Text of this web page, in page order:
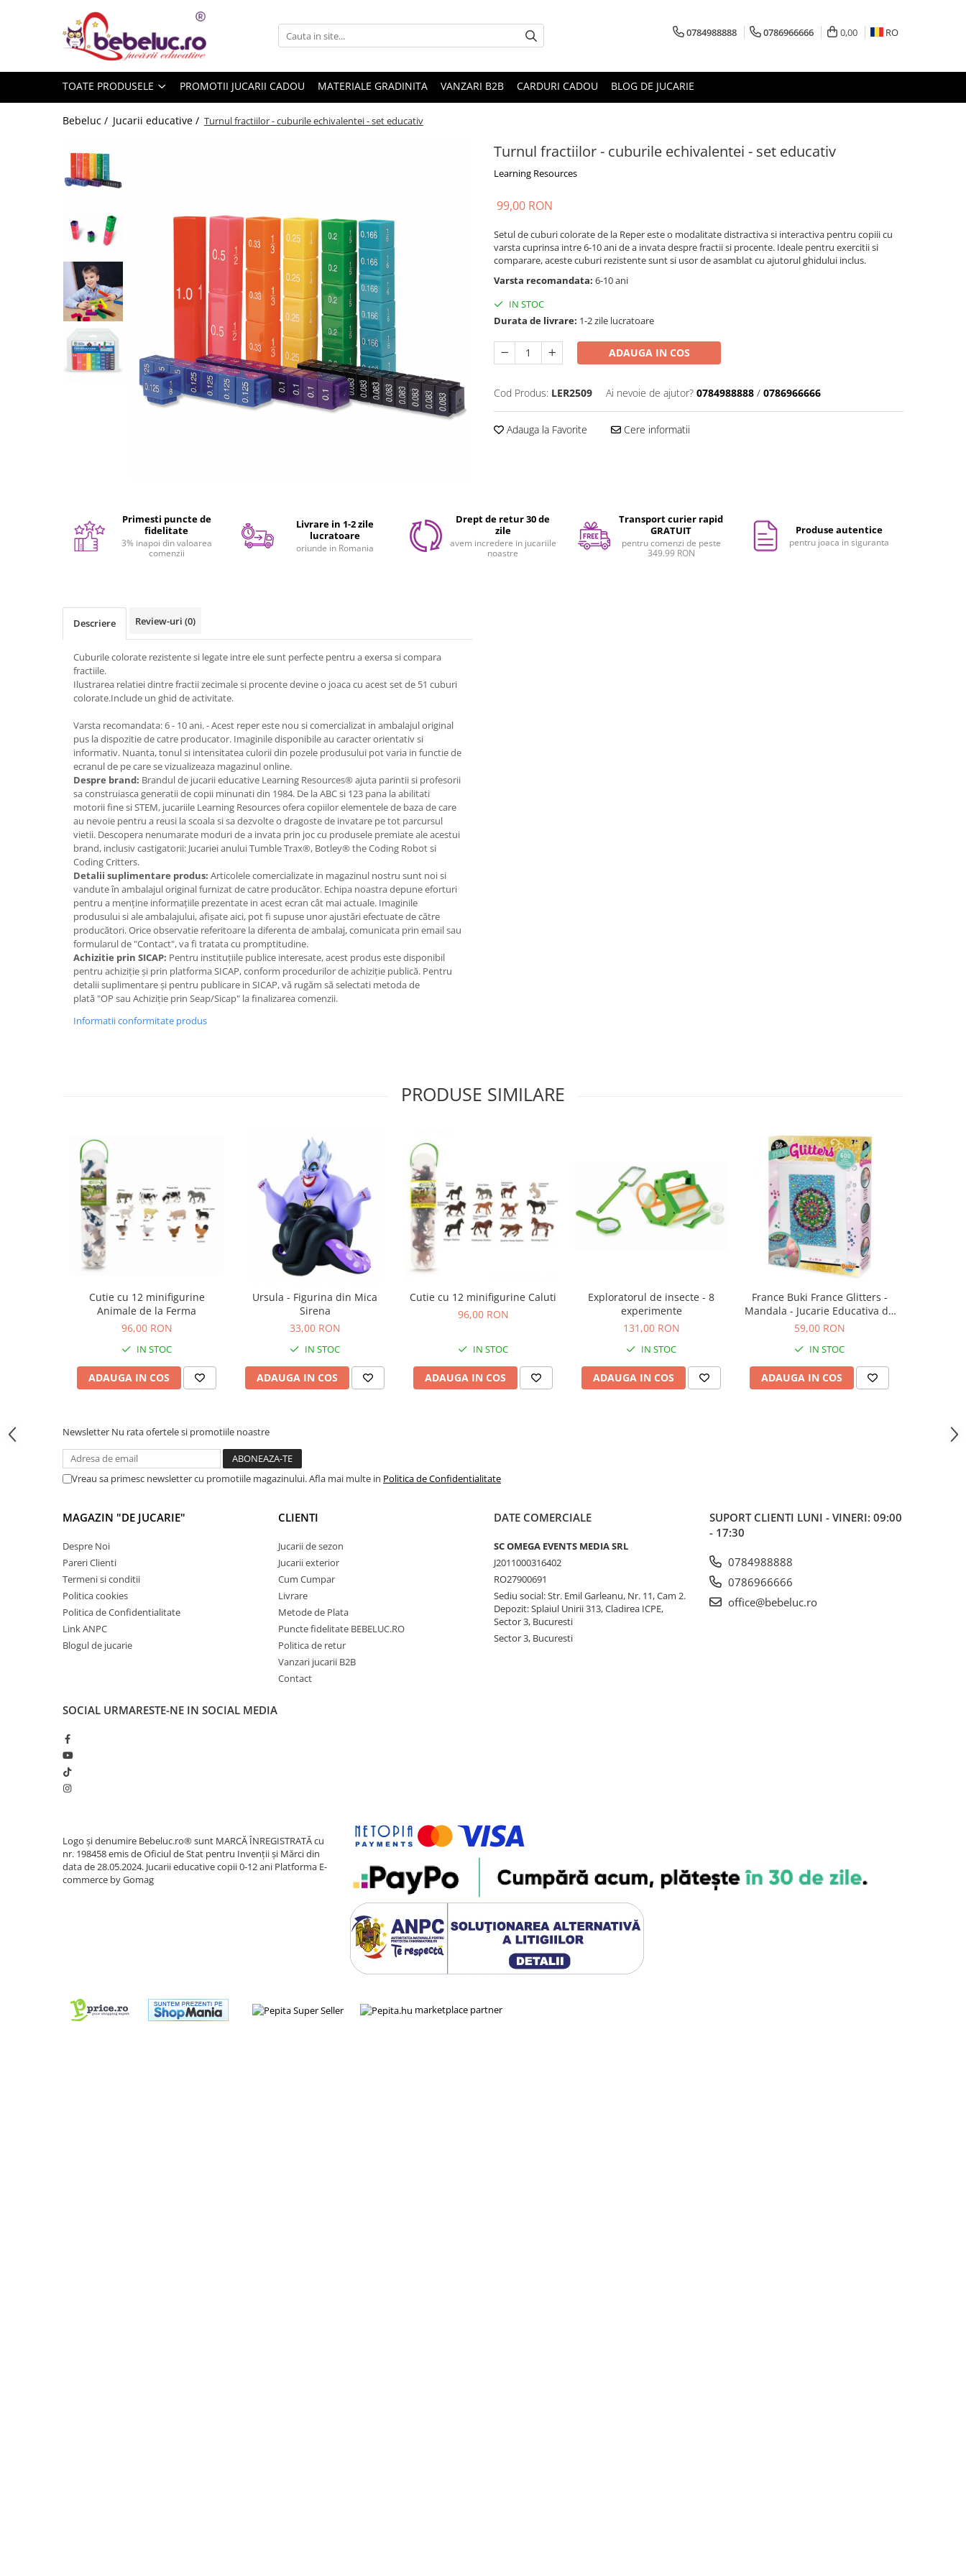
Toate Produsele
Set constructie copii
Jucarii magnetice
Cuburi de construit
Seturi Experimente pentru copii
Organele Corpului Uman
Roboti de jucarie
Lucru manual copii
Seturi de desen
Seturi de pictura pentru copii
Tatuaje Copii
Nisip kinetic
Banc de lucru pentru copii
Papusi de mana
Papusi si Bebelusi Reborn
Animale de jucarie
Jucarii cu Dinozauri
Figurine cu animale domestice
Figurine plus
Jucarii Montessori
Nevoi speciale si sindrom Down
Jucarii cu alfabet
Jucarii cu cifre
Seturi Numberblocks
Jucarii de motricitate
Jucarii fructe si legume
Puzzle incastru
Puzzle de podea
Jucarii bebelusi
Jucarii muzicale bebelusi
Puzzle bebelusi
Jocuri educative
Jocuri Magnetice
Jocuri de societate
Jocuri de logica
Carti pe alese
Carti pentru copii 1 an
Carti pentru copii 2 ani
Carti pentru copii 5 ani
Carti pentru copii 6 ani
Carti pentru copii 8 ani
Carti de colorat
Carticele interactive
Cutii muzicale
Cadouri bebelusi
Cadouri ieftine pentru copii
Cadouri botez
Cadou copii 3 ani
Cadou copii 4 ani
Cadou copii 5 ani
Cadou copii 11 ani
0784988888 0786966666 0,00 RO
TOATE PRODUSELE PROMOTII JUCARII CADOU MATERIALE GRADINITA VANZARI B2B CARDURI CADOU BLOG DE JUCARIE
Bebeluc / Jucarii educative / Turnul fractiilor - cuburile echivalentei - set educativ
Turnul fractiilor - cuburile echivalentei - set educativ
Learning Resources
99,00 RON
Setul de cuburi colorate de la Reper este o modalitate distractiva si interactiva pentru copiii cu
varsta cuprinsa intre 6-10 ani de a invata despre fractii si procente. Ideale pentru exercitii si
comparare, aceste cuburi rezistente sunt si usor de asamblat cu ajutorul ghidului inclus.
Varsta recomandata: 6-10 ani
IN STOC
Durata de livrare: 1-2 zile lucratoare
ADAUGA IN COS
Cod Produs: LER2509 Ai nevoie de ajutor? 0784988888 / 0786966666
Adauga la Favorite Cere informatii
Primesti puncte de
fidelitate
3% inapoi din valoarea
comenzii
Livrare in 1-2 zile
lucratoare
oriunde in Romania
Drept de retur 30 de
zile
avem incredere in jucariile
noastre
Transport curier rapid
GRATUIT
pentru comenzi de peste
349.99 RON
Produse autentice
pentru joaca in siguranta
Descriere Review-uri (0)
Cuburile colorate rezistente si legate intre ele sunt perfecte pentru a exersa si compara
fractiile.
Ilustrarea relatiei dintre fractii zecimale si procente devine o joaca cu acest set de 51 cuburi
colorate.Include un ghid de activitate.
Varsta recomandata: 6 - 10 ani. - Acest reper este nou si comercializat in ambalajul original
pus la dispozitie de catre producator. Imaginile disponibile au caracter orientativ si
informativ. Nuanta, tonul si intensitatea culorii din pozele produsului pot varia in functie de
ecranul de pe care se vizualizeaza magazinul online.
Despre brand: Brandul de jucarii educative Learning Resources® ajuta parintii si profesorii
sa construiasca generatii de copii minunati din 1984. De la ABC si 123 pana la abilitati
motorii fine si STEM, jucariile Learning Resources ofera copiilor elementele de baza de care
au nevoie pentru a reusi la scoala si sa dezvolte o dragoste de invatare pe tot parcursul
vietii. Descopera nenumarate moduri de a invata prin joc cu produsele premiate ale acestui
brand, inclusiv castigatorii: Jucariei anului Tumble Trax®, Botley® the Coding Robot si
Coding Critters.
Detalii suplimentare produs: Articolele comercializate in magazinul nostru sunt noi si
vandute în ambalajul original furnizat de catre producător. Echipa noastra depune eforturi
pentru a menține informațiile prezentate in acest ecran cât mai actuale. Imaginile
produsului si ale ambalajului, afișate aici, pot fi supuse unor ajustări efectuate de către
producători. Orice observatie referitoare la diferenta de ambalaj, comunicata prin email sau
formularul de "Contact", va fi tratata cu promptitudine.
Achizitie prin SICAP: Pentru instituțiile publice interesate, acest produs este disponibil
pentru achiziție și prin platforma SICAP, conform procedurilor de achiziție publică. Pentru
detalii suplimentare și pentru publicare in SICAP, vă rugăm să selectati metoda de
plată "OP sau Achiziție prin Seap/Sicap" la finalizarea comenzii.
Informatii conformitate produs
PRODUSE SIMILARE
Cutie cu 12 minifigurine
Animale de la Ferma
96,00 RON
IN STOC
ADAUGA IN COS
Ursula - Figurina din Mica
Sirena
33,00 RON
IN STOC
ADAUGA IN COS
Cutie cu 12 minifigurine Caluti
96,00 RON
IN STOC
ADAUGA IN COS
Exploratorul de insecte - 8
experimente
131,00 RON
IN STOC
ADAUGA IN COS
France Buki France Glitters -
Mandala - Jucarie Educativa de
inalta calitate pentru copii
59,00 RON
IN STOC
ADAUGA IN COS
Newsletter Nu rata ofertele si promotiile noastre
Vreau sa primesc newsletter cu promotiile magazinului. Afla mai multe in Politica de Confidentialitate
MAGAZIN "DE JUCARIE"
Despre Noi
Pareri Clienti
Termeni si conditii
Politica cookies
Politica de Confidentialitate
Link ANPC
Blogul de jucarie
CLIENTI
Jucarii de sezon
Jucarii exterior
Cum Cumpar
Livrare
Metode de Plata
Puncte fidelitate BEBELUC.RO
Politica de retur
Vanzari jucarii B2B
Contact
DATE COMERCIALE
SC OMEGA EVENTS MEDIA SRL
J2011000316402
RO27900691
Sediu social: Str. Emil Garleanu, Nr. 11, Cam 2.
Depozit: Splaiul Unirii 313, Cladirea ICPE,
Sector 3, Bucuresti
Sector 3, Bucuresti
SUPORT CLIENTI LUNI - VINERI: 09:00
- 17:30
0784988888
0786966666
office@bebeluc.ro
SOCIAL URMARESTE-NE IN SOCIAL MEDIA
Logo și denumire Bebeluc.ro® sunt MARCĂ ÎNREGISTRATĂ cu
nr. 198458 emis de Oficiul de Stat pentru Invenții și Mărci din
data de 28.05.2024. Jucarii educative copii 0-12 ani Platforma E-
commerce by Gomag
marketplace partner